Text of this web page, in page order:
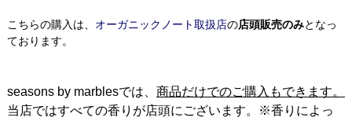
こちらの購入は、 オーガニックノート取扱店の店頭販売のみとなっ
ております。
seasons by marblesでは、 商品だけでのご購入もできます。
当店ではすべての香りが店頭にございます。※香りによっ